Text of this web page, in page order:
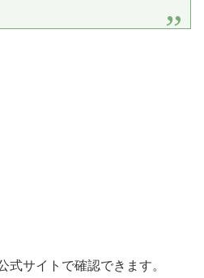
式サイトで確認できます。